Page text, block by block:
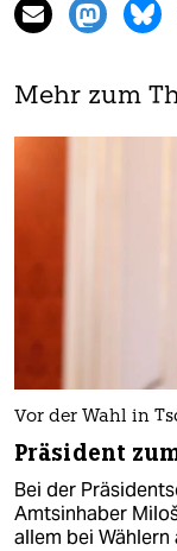
Mehr zum
Vor der Wahl in
Präsident
Bei der
Amtsinhaber
allem bei Wählern